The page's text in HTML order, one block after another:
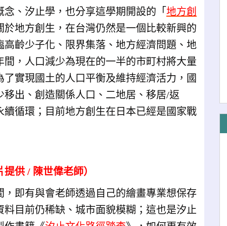
、汐止學，也分享這學期開設的「 地方創
於地方創生，在台灣仍然是一個比較新興的
齡少子化、限界集落、地方經濟問題、地
，人口減少為現在的一半的市町村將大量
實現國土的人口平衡及維持經濟活力，國
出、創造關係人口、二地居、移居/返
循環；目前地方創生在日本已經是國家戰
提供 / 陳世偉老師）
即有與會老師透過自己的繪畫專業想保存
目前仍稀缺、城市面貌模糊；這也是汐止